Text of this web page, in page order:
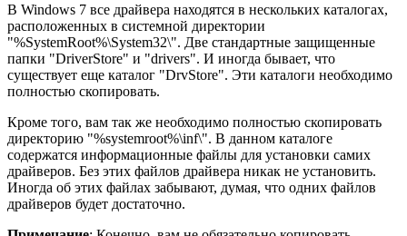
В Windows 7 все драйвера находятся в нескольких каталогах,
расположенных в системной директории
"%SystemRoot%\System32\". Две стандартные защищенные
папки "DriverStore" и "drivers". И иногда бывает, что
существует еще каталог "DrvStore". Эти каталоги необходимо
полностью скопировать.
Кроме того, вам так же необходимо полностью скопировать
директорию "%systemroot%\inf\". В данном каталоге
содержатся информационные файлы для установки самих
драйверов. Без этих файлов драйвера никак не установить.
Иногда об этих файлах забывают, думая, что одних файлов
драйверов будет достаточно.